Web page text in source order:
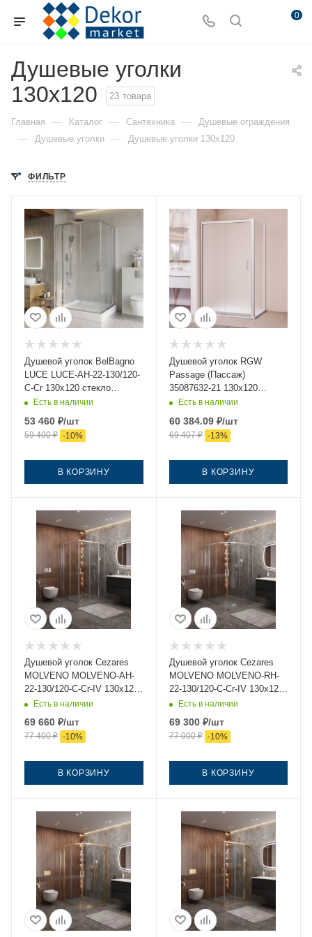
0
Душевые уголки
130x120
23 товара
Главная — Каталог — Сантехника — Душевые ограждения
— Душевые уголки — Душевые уголки 130x120
ФИЛЬТР
Душевой уголок BelBagno
LUCE LUCE-AH-22-130/120-
C-Cr 130х120 стекло
прозрачное профиль хром
Есть в наличии
53 460 ₽/шт
59 400₽ -10%
В КОРЗИНУ
Душевой уголок RGW
Passage (Пассаж)
35087632-21 130х120
стекло матовое профиль
Есть в наличии
60 384.09₽/шт
69 407₽ -13%
В КОРЗИНУ
Душевой уголок Cezares
MOLVENO MOLVENO-AH-
22-130/120-C-Cr-IV 130х120
стекло прозрачное
профиль хром без поддона
Есть в наличии
69 660 ₽/шт
77 400₽ -10%
В КОРЗИНУ
Душевой уголок Cezares
MOLVENO MOLVENO-RH-
22-130/120-C-Cr-IV 130х120
стекло прозрачное
профиль хром без поддона
Есть в наличии
69 300₽/шт
77 000₽ -10%
В КОРЗИНУ